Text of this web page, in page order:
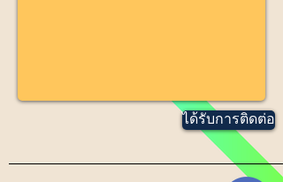
ได้รับการติดต่อ